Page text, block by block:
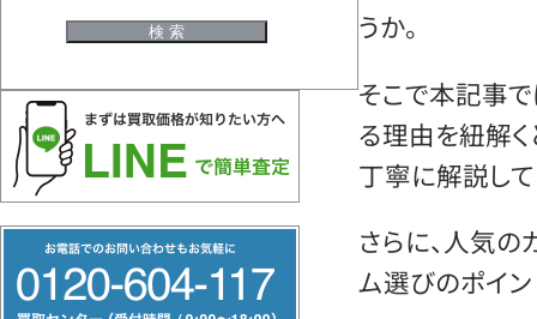
リ
うか。
そこで本記事
る理由を紐解
丁寧に解説して
さらに、人気の
ム選びのポイン